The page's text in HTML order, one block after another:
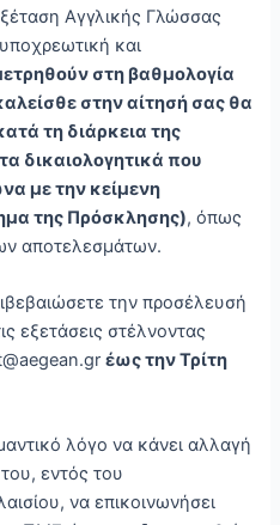
Αγγλικής Γλώσσας
και
στη βαθμολογία
στην αίτησή σας θα
τη διάρκεια της
δικαιολογητικά που
με την κείμενη
της Πρόσκλησης), όπως
αποτελεσμάτων.
την προσέλευσή
εξετάσεις στέλνοντας
έως την Τρίτη
λόγο να κάνει αλλαγή
εντός του
να επικοινωνήσει